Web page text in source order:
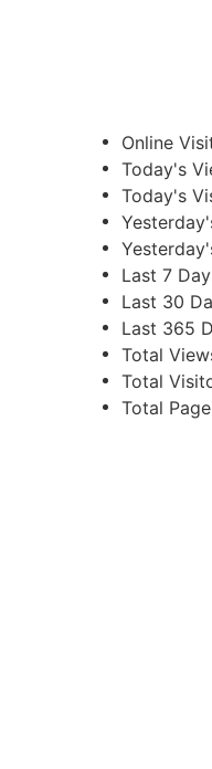
Online
Today's
Today's
Last 7
Last 30
Last 365
Total
Total
Total